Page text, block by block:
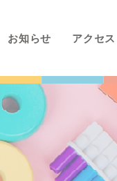
お知らせ アクセス